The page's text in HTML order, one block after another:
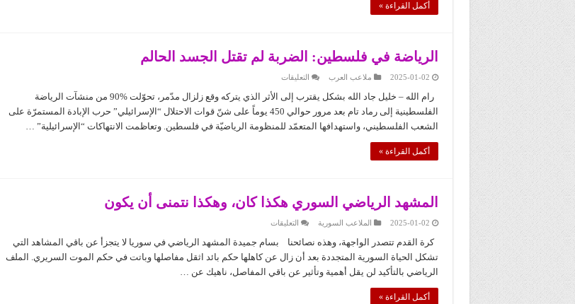
أكمل القراءة »
الرياضة في فلسطين: الضربة لم تقتل الجسد الحالم
2025-01-02 ملاعب العرب التعليقات
في
فلسطين:
الضربة
تقتل
رام الله – خليل جاد الله بشكل يقترب إلى الأثر الذي يتركه وقع زلزال مدّمر، تحوّلت %90 من منشآت الرياضة
الفلسطينية إلى رماد تام بعد مرور حوالي 450 يوماً على شنّ قوات الاحتلال “الإسرائيلي” حرب الإبادة المستمرّة على
الشعب الفلسطيني، واستهدافها المتعمّد للمنظومة الرياضيّة في فلسطين. وتعاظمت الانتهاكات “الإسرائيلية” …
أكمل القراءة »
المشهد الرياضي السوري هكذا كان، وهكذا نتمنى أن يكون
2025-01-02 الملاعب السورية التعليقات
الرياضي
السوري
هكذا
كان،
وهكذا
كرة القدم تتصدر الواجهة، وهذه نصائحنا بسام جميدة المشهد الرياضي في سوريا لا يتجزأ عن باقي المشاهد التي
تشكل الحياة السورية المتجددة بعد أن زال عن كاهلها حكم بائد اثقل مفاصلها وباتت في حكم الموت السريري. الملف
الرياضي بالتأكيد لن يقل أهمية وتأثير عن باقي المفاصل، ناهيك عن …
أكمل القراءة »